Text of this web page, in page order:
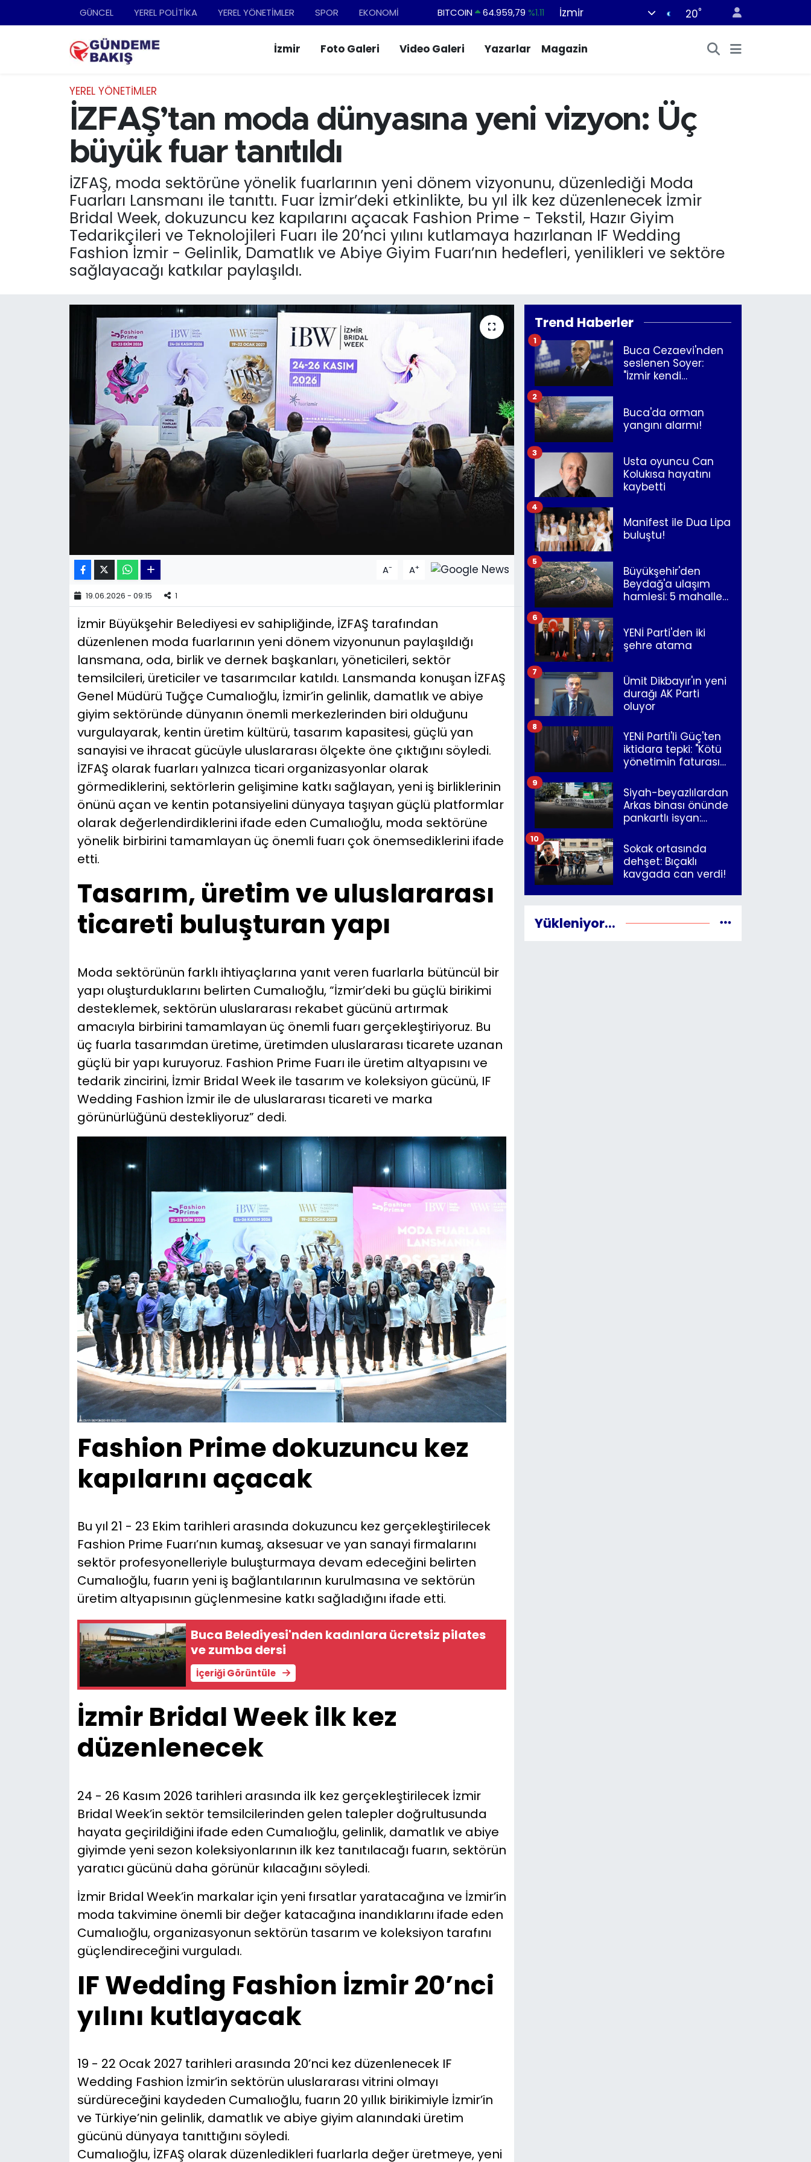
GÜNCEL YEREL POLİTİKA YEREL YÖNETİMLER SPOR EKONOMİ DOLAR 47,7436%0.18
STERLİN
64,4811 %0.38
BITCOIN
64.959,79 %1.11
İzmir 20°
İzmir Foto Galeri Video Galeri Yazarlar Magazin
YEREL YÖNETİMLER
İZFAŞ’tan moda dünyasına yeni vizyon: Üç
büyük fuar tanıtıldı
İZFAŞ, moda sektörüne yönelik fuarlarının yeni dönem vizyonunu, düzenlediği Moda
Fuarları Lansmanı ile tanıttı. Fuar İzmir’deki etkinlikte, bu yıl ilk kez düzenlenecek İzmir
Bridal Week, dokuzuncu kez kapılarını açacak Fashion Prime - Tekstil, Hazır Giyim
Tedarikçileri ve Teknolojileri Fuarı ile 20’nci yılını kutlamaya hazırlanan IF Wedding
Fashion İzmir - Gelinlik, Damatlık ve Abiye Giyim Fuarı’nın hedefleri, yenilikleri ve sektöre
sağlayacağı katkılar paylaşıldı.
A- A+
19.06.2026 - 09:15 1
İzmir Büyükşehir Belediyesi ev sahipliğinde, İZFAŞ tarafından
düzenlenen moda fuarlarının yeni dönem vizyonunun paylaşıldığı
lansmana, oda, birlik ve dernek başkanları, yöneticileri, sektör
temsilcileri, üreticiler ve tasarımcılar katıldı. Lansmanda konuşan İZFAŞ
Genel Müdürü Tuğçe Cumalıoğlu, İzmir’in gelinlik, damatlık ve abiye
giyim sektöründe dünyanın önemli merkezlerinden biri olduğunu
vurgulayarak, kentin üretim kültürü, tasarım kapasitesi, güçlü yan
sanayisi ve ihracat gücüyle uluslararası ölçekte öne çıktığını söyledi.
İZFAŞ olarak fuarları yalnızca ticari organizasyonlar olarak
görmediklerini, sektörlerin gelişimine katkı sağlayan, yeni iş birliklerinin
önünü açan ve kentin potansiyelini dünyaya taşıyan güçlü platformlar
olarak değerlendirdiklerini ifade eden Cumalıoğlu, moda sektörüne
yönelik birbirini tamamlayan üç önemli fuarı çok önemsediklerini ifade
etti.
Tasarım, üretim ve uluslararası
ticareti buluşturan yapı
Moda sektörünün farklı ihtiyaçlarına yanıt veren fuarlarla bütüncül bir
yapı oluşturduklarını belirten Cumalıoğlu, “İzmir’deki bu güçlü birikimi
desteklemek, sektörün uluslararası rekabet gücünü artırmak
amacıyla birbirini tamamlayan üç önemli fuarı gerçekleştiriyoruz. Bu
üç fuarla tasarımdan üretime, üretimden uluslararası ticarete uzanan
güçlü bir yapı kuruyoruz. Fashion Prime Fuarı ile üretim altyapısını ve
tedarik zincirini, İzmir Bridal Week ile tasarım ve koleksiyon gücünü, IF
Wedding Fashion İzmir ile de uluslararası ticareti ve marka
görünürlüğünü destekliyoruz” dedi.
Fashion Prime dokuzuncu kez
kapılarını açacak
Bu yıl 21 - 23 Ekim tarihleri arasında dokuzuncu kez gerçekleştirilecek
Fashion Prime Fuarı’nın kumaş, aksesuar ve yan sanayi firmalarını
sektör profesyonelleriyle buluşturmaya devam edeceğini belirten
Cumalıoğlu, fuarın yeni iş bağlantılarının kurulmasına ve sektörün
üretim altyapısının güçlenmesine katkı sağladığını ifade etti.
Buca Belediyesi'nden kadınlara ücretsiz pilates
ve zumba dersi
İçeriği Görüntüle
İzmir Bridal Week ilk kez
düzenlenecek
24 - 26 Kasım 2026 tarihleri arasında ilk kez gerçekleştirilecek İzmir
Bridal Week’in sektör temsilcilerinden gelen talepler doğrultusunda
hayata geçirildiğini ifade eden Cumalıoğlu, gelinlik, damatlık ve abiye
giyimde yeni sezon koleksiyonlarının ilk kez tanıtılacağı fuarın, sektörün
yaratıcı gücünü daha görünür kılacağını söyledi.
İzmir Bridal Week’in markalar için yeni fırsatlar yaratacağına ve İzmir’in
moda takvimine önemli bir değer katacağına inandıklarını ifade eden
Cumalıoğlu, organizasyonun sektörün tasarım ve koleksiyon tarafını
güçlendireceğini vurguladı.
IF Wedding Fashion İzmir 20’nci
yılını kutlayacak
19 - 22 Ocak 2027 tarihleri arasında 20’nci kez düzenlenecek IF
Wedding Fashion İzmir’in sektörün uluslararası vitrini olmayı
sürdüreceğini kaydeden Cumalıoğlu, fuarın 20 yıllık birikimiyle İzmir’in
ve Türkiye’nin gelinlik, damatlık ve abiye giyim alanındaki üretim
gücünü dünyaya tanıttığını söyledi.
Cumalıoğlu, İZFAŞ olarak düzenledikleri fuarlarla değer üretmeye, yeni
Trend Haberler
Buca Cezaevi'nden
seslenen Soyer:
"İzmir kendi
1
Buca'da orman
yangını alarmı!
2
Usta oyuncu Can
Kolukısa hayatını
kaybetti
3
Manifest ile Dua Lipa
buluştu!
4
Büyükşehir'den
Beydağ'a ulaşım
hamlesi: 5 mahalle
5
YENİ Parti'den iki
şehre atama
6
Ümit Dikbayır'ın yeni
durağı AK Parti
oluyor
7
YENİ Parti'li Güç'ten
iktidara tepki: "Kötü
yönetimin faturasını
8
Siyah-beyazlılardan
Arkas binası önünde
pankartlı isyan:
İzmir"
9
Sokak ortasında
dehşet: Bıçaklı
kavgada can verdi!
10
Yükleniyor...
Ankara
DÜNYA
EKONOMİ
English News
GÜNCEL
Siyaset
TEKNOLOJİ
YEREL YÖNETİMLER
Nöbetçi Eczaneler
Trafik Durumu
Süper Lig Puan Durumu ve Fikstür
Tüm Manşetler
Son Dakika Haberleri
Haber Arşivi